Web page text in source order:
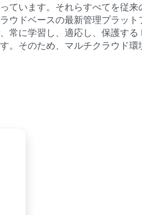
ています。それらすべてを従
ウドベースの最新管理プラット
常に学習し、適応し、保護す
。そのため、マルチクラウド